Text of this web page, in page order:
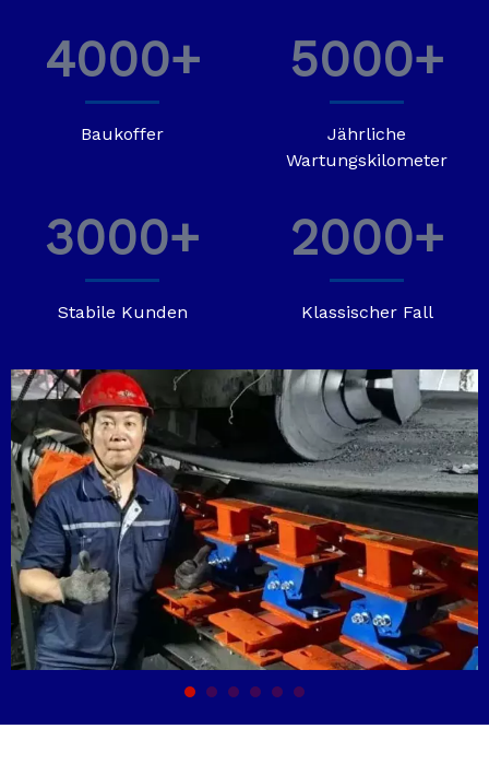
4000+
Baukoffer
5000+
Jährliche
Wartungskilometer
3000+
Stabile Kunden
2000+
Klassischer Fall